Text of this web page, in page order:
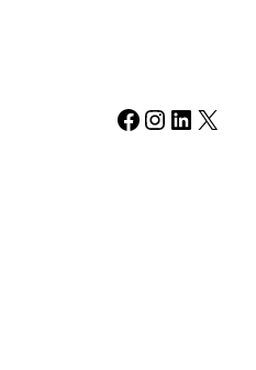
Facebook Instagram LinkedIn X